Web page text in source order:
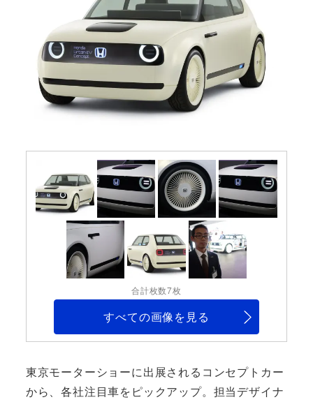
合計枚数7枚
すべての画像を見る
東京モーターショーに出展されるコンセプトカー
から、各社注目車をピックアップ。担当デザイナ